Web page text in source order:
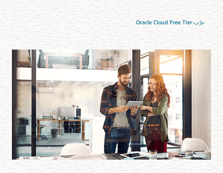
جرّب Oracle Cloud Free Tier